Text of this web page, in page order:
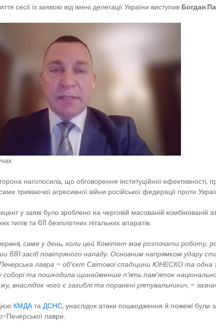
сесії із заявою від імені делегації України виступив Богдан
наголосила, що обговорення інституційної ефективності,
триваючої агресивної війни російської федерації проти
у заяві було зроблено на черговій масованій комбінованій
типів та 611 безпілотних літальних апаратів.
саме у день, коли цей Комітет мав розпочати роботу,
681 засіб повітряного нападу. Основним напрямком удару
лавра – об’єкт Світової спадщини ЮНЕСКО та
соборі та пошкодила щонайменше п’ять пам’яток
внаслідок чого є загиблі та поранені рятувальники», –
КМДАта ДСНС, унаслідок атаки пошкодження й пожежі були
Печерської лаври.